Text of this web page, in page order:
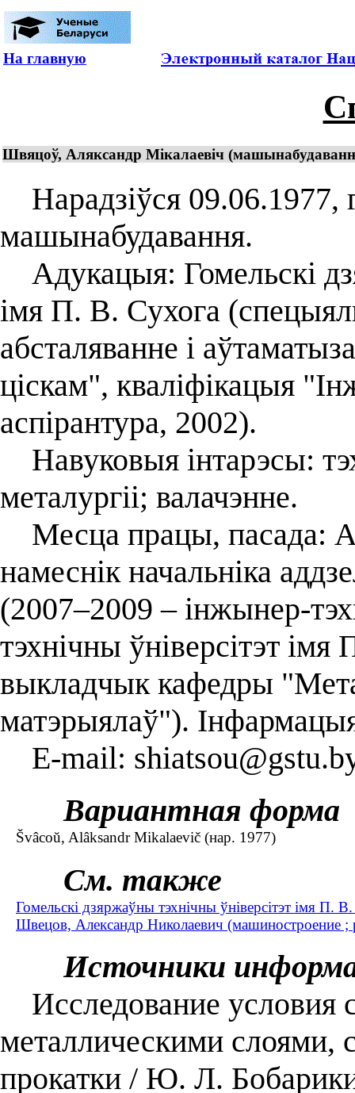
На главную
Швяцоў, Аляксандр Мікалаевіч
Нарадзіўся 09.06.1977,
машынабудавання.
Адукацыя: Гомельскі
імя П. В. Сухога
абсталяванне і
ціскам", кваліфікацыя
аспірантура, 2002).
Навуковыя інтарэсы:
металургіі; валачэнне.
Месца працы, пасада:
намеснік начальніка
(2007–2009 – інжынер-
тэхнічны ўніверсітэт
выкладчык кафедры
матэрыялаў").
E-mail:
Вариантная форма
Švâcoŭ, Alâksandr Mіkalaevіč (нар. 1977)
См. также
Гомельскі дзяржаўны тэхнічны ўніверсітэт імя П.
Швецов, Александр Николаевич (машиностроение ;
Источники
Исследование условия
металлическими слоями,
прокатки / Ю. Л.